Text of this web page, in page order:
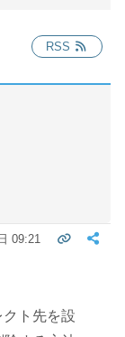
RSS
09:21
ト先を設